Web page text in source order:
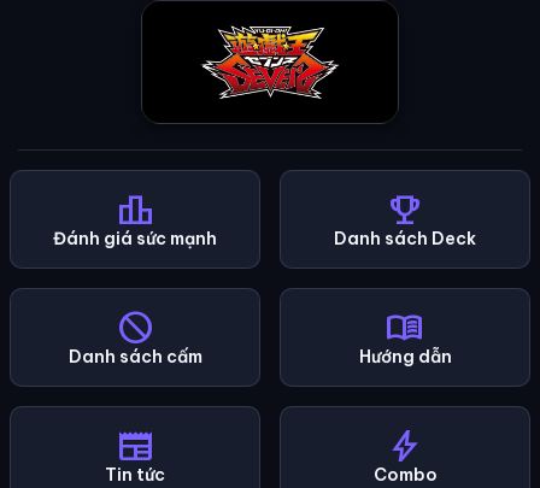
leaderboard
Đánh giá sức mạnh
emoji_events
Danh sách Deck
block
Danh sách cấm
menu_book
Hướng dẫn
newspaper
Tin tức
bolt
Combo